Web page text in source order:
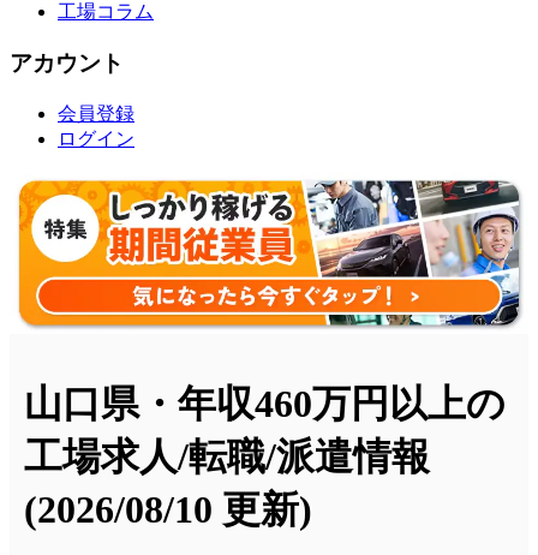
工場コラム
アカウント
会員登録
ログイン
山口県・年収460万円以上の
工場求人/転職/派遣情報
(2026/08/10 更新)